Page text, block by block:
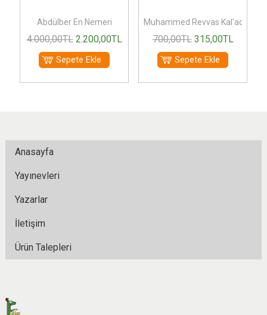
Abdülber En Nemeri
4.000,00TL 2.200,00TL
Sepete Ekle
Muhammed Revvas Kal'acı
700,00TL 315,00TL
Sepete Ekle
Anasayfa
Yayınevleri
Yazarlar
İletişim
Ürün Talepleri